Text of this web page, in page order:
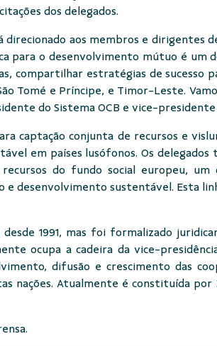
dos delegados.
direcionado aos membros e dirigentes
para o desenvolvimento mútuo é
compartilhar estratégias de sucesso
Tomé e Príncipe, e Timor-Leste.
do Sistema OCB e vice-presidente
captação conjunta de recursos e
em países lusófonos. Os
do fundo social europeu,
e desenvolvimento sustentável. Esta
1991, mas foi formalizado
ocupa a cadeira da vice-
difusão e crescimento das
nações. Atualmente é constituída